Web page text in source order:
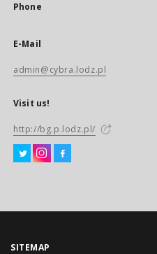
Phone
E-Mail
admin@cybra.lodz.pl
Visit us!
http://bg.p.lodz.pl/
SITEMAP